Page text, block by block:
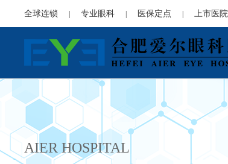
全球连锁 | 专业眼科 | 医保定点 | 上市医院
AIER HOSPITAL